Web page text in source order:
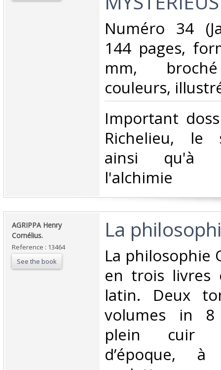
‎Numéro 34
144 pages,
mm,
couleurs,
‎Important
Richelieu, le
ainsi qu'à
l'alchimie‎
‎AGRIPPA Henry
Cornélius. ‎
Reference : 13464
See the book
‎La
‎La philosophie
en trois livres
latin. Deux
volumes in 8
plein cuir
d’époque,